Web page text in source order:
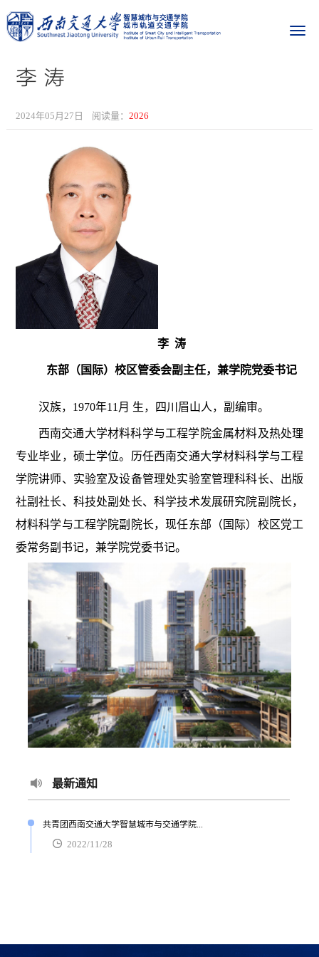
李 涛
2024年05月27日 阅读量： 2026
李 涛
东部（国际）校区管委会副主任，兼学院党委书记
汉族，1970年11月 生，四川眉山人，副编审。
西南交通大学材料科学与工程学院金属材料及热处理
专业毕业，硕士学位。历任西南交通大学材料科学与工程
学院讲师、实验室及设备管理处实验室管理科科长、出版
社副社长、科技处副处长、科学技术发展研究院副院长，
材料科学与工程学院副院长，现任东部（国际）校区党工
委常务副书记，兼学院党委书记。
最新通知
共青团西南交通大学智慧城市与交通学院...
2022/11/28